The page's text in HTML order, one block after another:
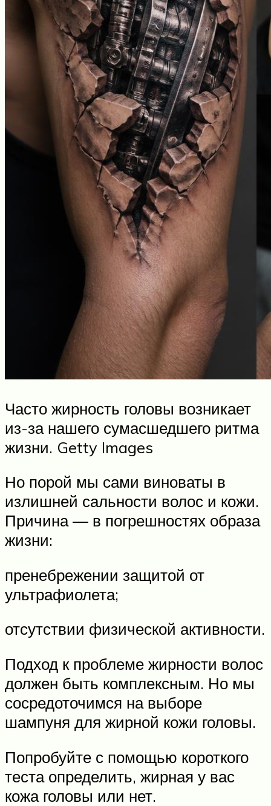
Часто жирность головы возникает
из-за нашего сумасшедшего ритма
жизни. Getty Images
Но порой мы сами виноваты в
излишней сальности волос и кожи.
Причина — в погрешностях образа
жизни:
пренебрежении защитой от
ультрафиолета;
отсутствии физической активности.
Подход к проблеме жирности волос
должен быть комплексным. Но мы
сосредоточимся на выборе
шампуня для жирной кожи головы.
Попробуйте с помощью короткого
теста определить, жирная у вас
кожа головы или нет.